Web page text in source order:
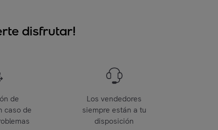
disfrutar!
de
caso de
Los vendedores
siempre están a tu
disposición